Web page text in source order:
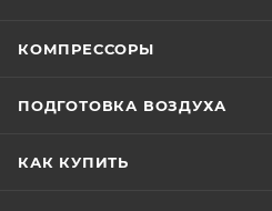
КОМПРЕССОРЫ
ПОДГОТОВКА ВОЗДУХА
КАК КУПИТЬ